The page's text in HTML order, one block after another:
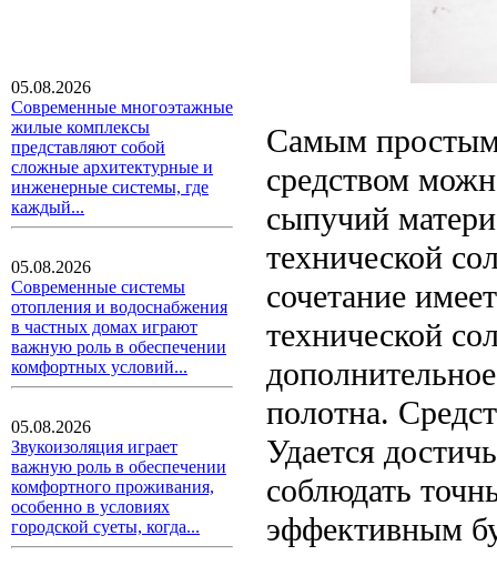
05.08.2026
Современные многоэтажные
жилые комплексы
представляют собой
сложные архитектурные и
инженерные системы, где
каждый...
05.08.2026
Современные системы
отопления и водоснабжения
в частных домах играют
важную роль в обеспечении
комфортных условий...
05.08.2026
Звукоизоляция играет
важную роль в обеспечении
комфортного проживания,
особенно в условиях
городской суеты, когда...
Самым простым
средством
сыпучий
технической
сочетание
технической
полотна.
Удается
соблюдать
эффективным